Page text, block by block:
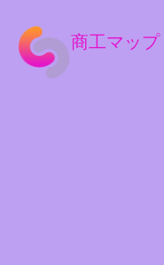
商工マップ